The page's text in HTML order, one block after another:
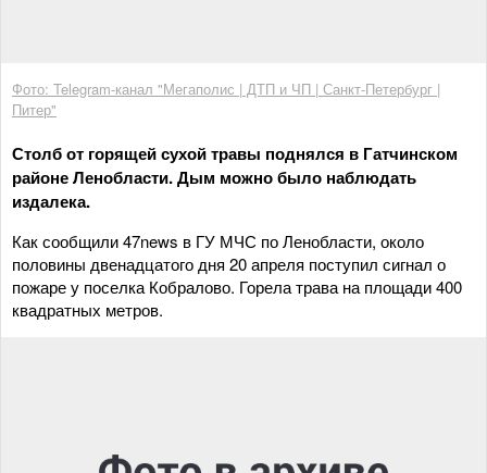
Фото: Telegram-канал "Мегаполис | ДТП и ЧП | Санкт-Петербург |
Питер"
Столб от горящей сухой травы поднялся в Гатчинском
районе Ленобласти. Дым можно было наблюдать
издалека.
Как сообщили 47news в ГУ МЧС по Ленобласти, около
половины двенадцатого дня 20 апреля поступил сигнал о
пожаре у поселка Кобралово. Горела трава на площади 400
квадратных метров.